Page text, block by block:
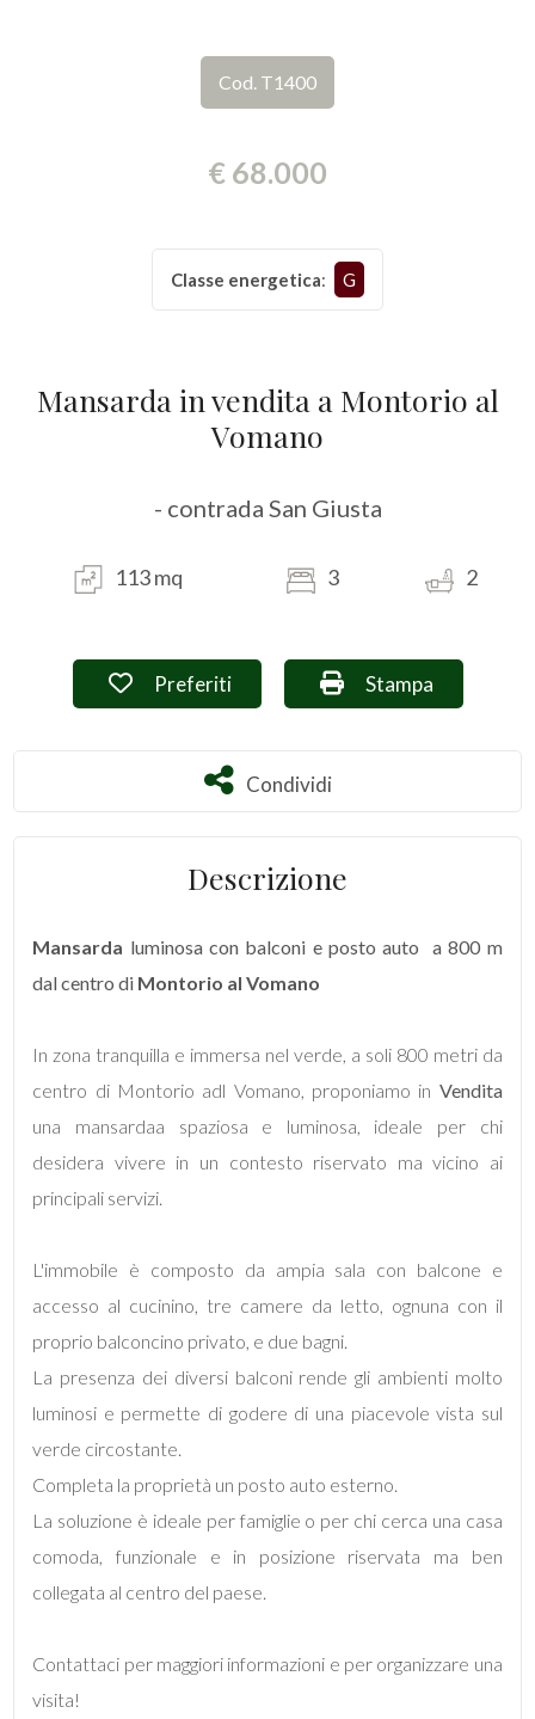
Cod. T1400
€ 68.000
Classe energetica: G
Mansarda in vendita a Montorio al
Vomano
- contrada San Giusta
113 mq 3 2
Preferiti: Cod. T1400
Preferiti Stampa: Cod.
Stampa
Condividi
Condividi
Descrizione
Mansarda luminosa con balconi e posto auto  a 800 m
dal centro di Montorio al Vomano
In zona tranquilla e immersa nel verde, a soli 800 metri da
centro di Montorio adl Vomano, proponiamo in Vendita
una mansardaa spaziosa e luminosa, ideale per chi
desidera vivere in un contesto riservato ma vicino ai
principali servizi.
L'immobile è composto da ampia sala con balcone e
accesso al cucinino, tre camere da letto, ognuna con il
proprio balconcino privato, e due bagni.
La presenza dei diversi balconi rende gli ambienti molto
luminosi e permette di godere di una piacevole vista sul
verde circostante.
Completa la proprietà un posto auto esterno.
La soluzione è ideale per famiglie o per chi cerca una casa
comoda, funzionale e in posizione riservata ma ben
collegata al centro del paese.
Contattaci per maggiori informazioni e per organizzare una
visita!
multiscelta
Commerciali
Terreni
Totale
minimi
1
2
3
4
5